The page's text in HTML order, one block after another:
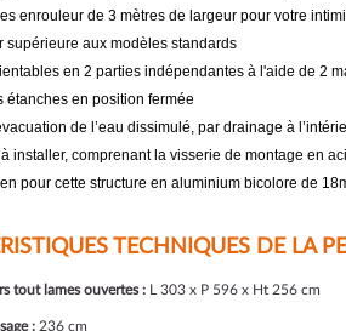
enrouleur de 3 mètres de largeur pour votre
supérieure aux modèles standards
en 2 parties indépendantes à l'aide de 2
étanches en position fermée
de l’eau dissimulé, par drainage à
installer, comprenant la visserie de montage en
pour cette structure en aluminium bicolore de
TECHNIQUES DE LA
tout lames ouvertes : L 303 x P 596 x Ht 256 cm
: 236 cm